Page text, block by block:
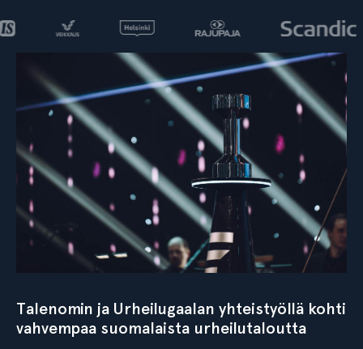
Talenomin ja Urheilugaalan yhteistyöllä kohti
vahvempaa suomalaista urheilutaloutta